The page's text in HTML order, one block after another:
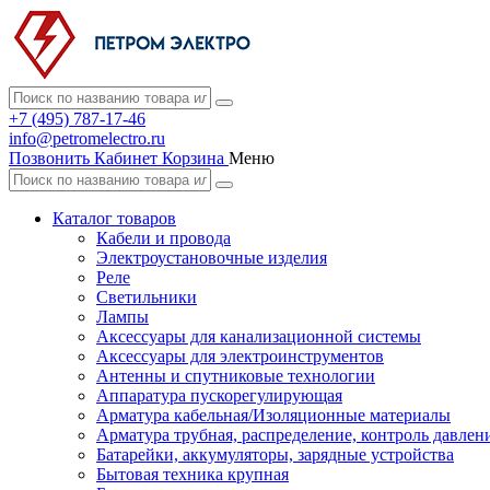
+7 (495) 787-17-46
info@petromelectro.ru
Позвонить Кабинет Корзина Меню
Каталог товаров
Кабели и провода
Электроустановочные изделия
Реле
Светильники
Лампы
Аксессуары для канализационной системы
Аксессуары для электроинструментов
Антенны и спутниковые технологии
Аппаратура пускорегулирующая
Арматура кабельная/Изоляционные материалы
Арматура трубная, распределение, контроль
Батарейки, аккумуляторы, зарядные устройства
Бытовая техника крупная